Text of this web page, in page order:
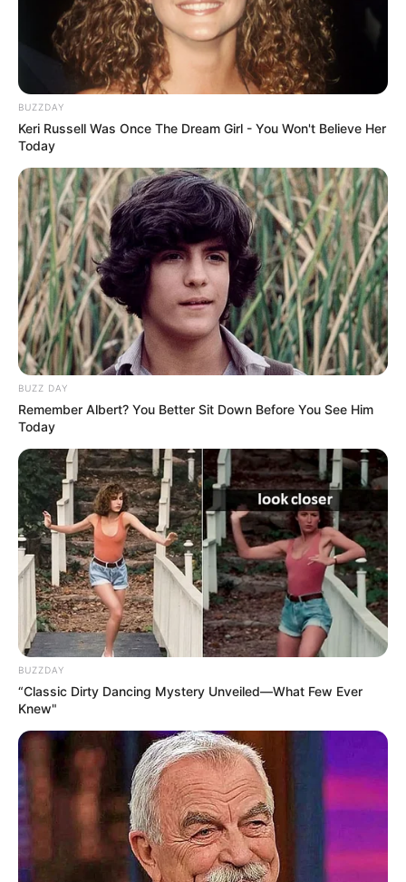
BUZZDAY
Keri Russell Was Once The Dream Girl - You Won't Believe Her
Today
BUZZ DAY
Remember Albert? You Better Sit Down Before You See Him
Today
BUZZDAY
“Classic Dirty Dancing Mystery Unveiled—What Few Ever
Knew"